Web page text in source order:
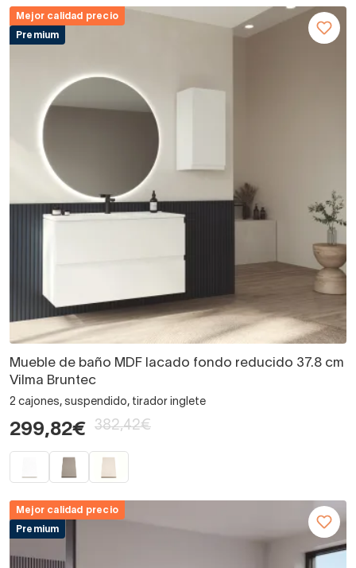
Mejor calidad precio
Premium
Mueble de baño MDF lacado fondo reducido 37.8 cm
Vilma Bruntec
2 cajones, suspendido, tirador inglete
299,82€ 382,42€
Mejor calidad precio
Premium